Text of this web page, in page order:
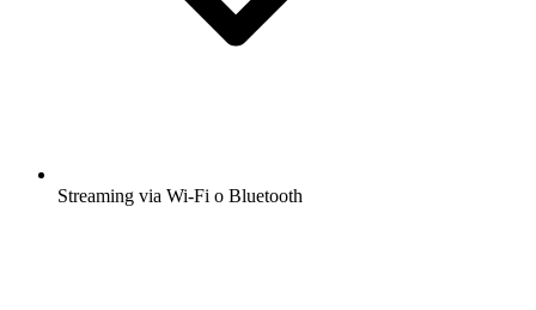
Streaming via Wi-Fi o Bluetooth